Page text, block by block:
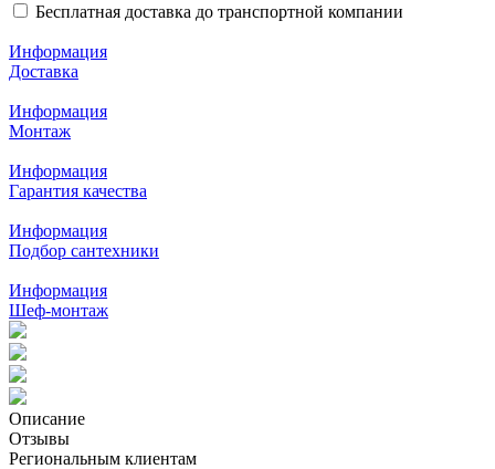
Бесплатная доставка до транспортной компании
Информация
Доставка
Информация
Монтаж
Информация
Гарантия качества
Информация
Подбор сантехники
Информация
Шеф-монтаж
Описание
Отзывы
Региональным клиентам